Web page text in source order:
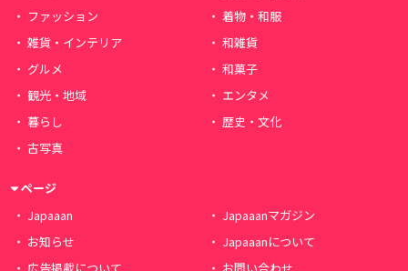
ファッション
着物・和服
雑貨・インテリア
和雑貨
グルメ
和菓子
観光・地域
エンタメ
暮らし
歴史・文化
古写真
ページ
Japaaan
Japaaanマガジン
お知らせ
Japaaanについて